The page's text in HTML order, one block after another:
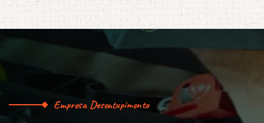
Empresa Desentupimento